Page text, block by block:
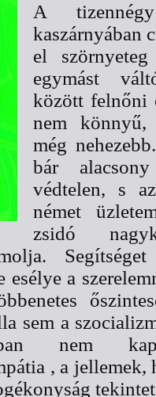
A
kaszárnyában
el
egymást
között felnőni
nem könnyű,
még
bár
védtelen, s
német
zsidó
esélye a
sem a
nem
, a